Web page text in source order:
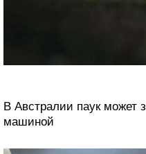
В Австралии паук может
машиной